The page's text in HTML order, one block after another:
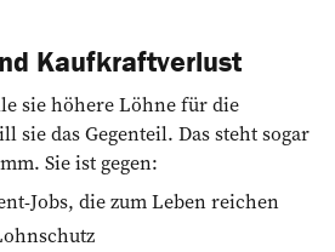
Kaufkraftverlust
sie höhere Löhne für die
sie das Gegenteil. Das steht sogar
Sie ist gegen:
Jobs, die zum Leben reichen